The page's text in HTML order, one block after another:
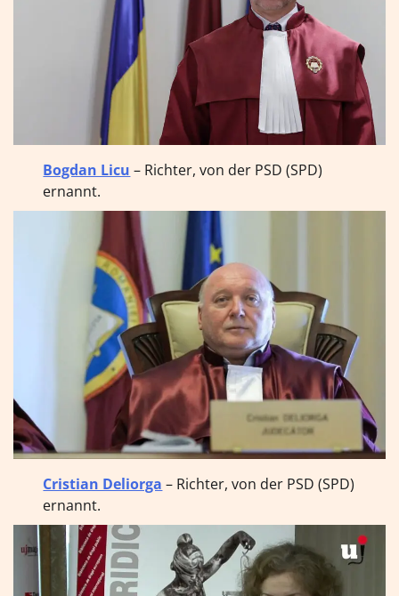
Bogdan Licu – Richter, von der PSD (SPD)
ernannt.
Cristian Deliorga – Richter, von der PSD (SPD)
ernannt.